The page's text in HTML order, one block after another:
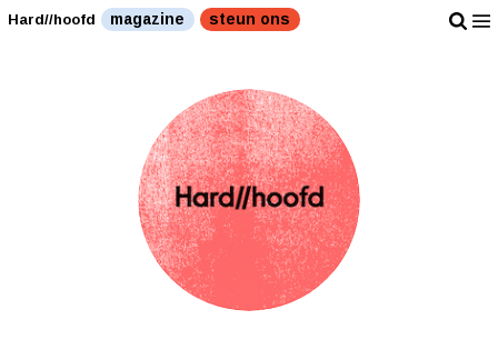
Hard//hoofd magazine steun ons